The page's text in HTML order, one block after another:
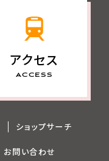
アクセス
ACCESS
ショップサーチ
お問い合わせ